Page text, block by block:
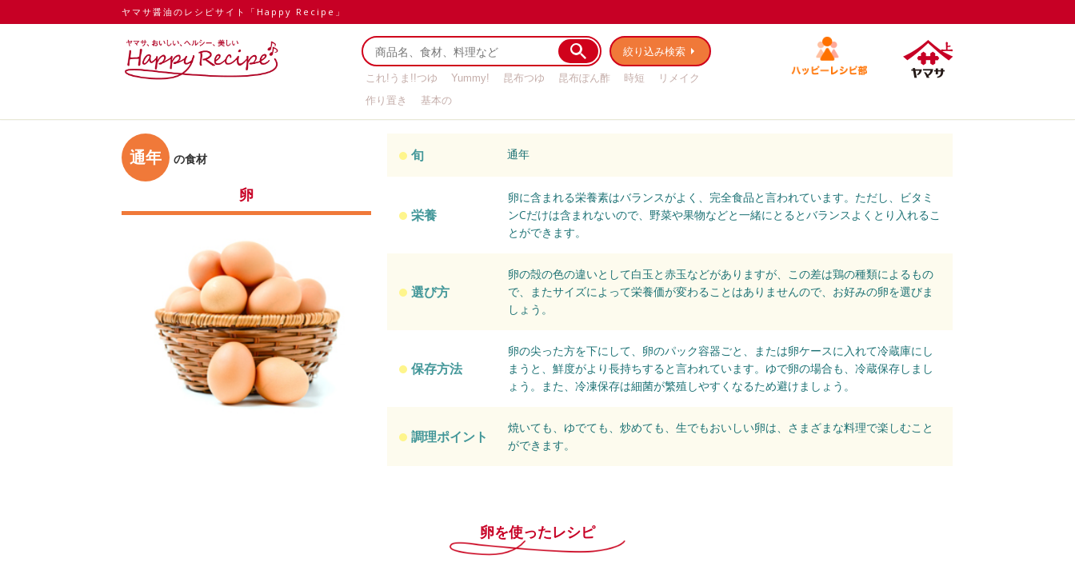
ヤマサ醤油のレシピサイト「Happy Recipe」
絞り込み検索
これ!うま!!つゆ Yummy! 昆布つゆ 昆布ぽん酢 時短
リメイク
作り置き
基本の
通年 の食材
卵
旬 通年
栄養
卵に含まれる栄養素はバランスがよく、完全食品と言われています。ただし、ビタミ
ンCだけは含まれないので、野菜や果物などと一緒にとるとバランスよくとり入れるこ
とができます。
選び方
卵の殻の色の違いとして白玉と赤玉などがありますが、この差は鶏の種類によるもの
で、またサイズによって栄養価が変わることはありませんので、お好みの卵を選びま
しょう。
保存方法
卵の尖った方を下にして、卵のパック容器ごと、または卵ケースに入れて冷蔵庫にし
まうと、鮮度がより長持ちすると言われています。ゆで卵の場合も、冷蔵保存しまし
ょう。また、冷凍保存は細菌が繁殖しやすくなるため避けましょう。
調理ポイント
焼いても、ゆでても、炒めても、生でもおいしい卵は、さまざまな料理で楽しむこと
ができます。
卵を使ったレシピ